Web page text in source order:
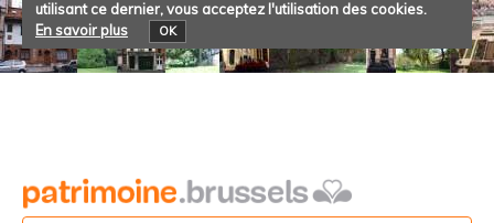
utilisant ce dernier, vous acceptez l'utilisation des cookies.
En savoir plus
OK